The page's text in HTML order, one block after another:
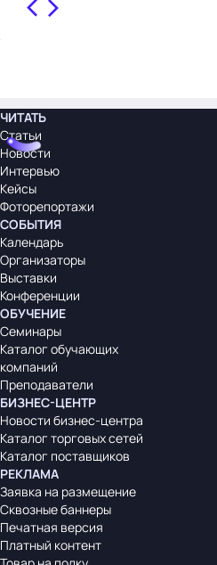
ЧИТАТЬ
Статьи
Новости
Интервью
Кейсы
Фоторепортажи
СОБЫТИЯ
Календарь
Организаторы
Выставки
Конференции
ОБУЧЕНИЕ
Семинары
Каталог обучающих
компаний
Преподаватели
БИЗНЕС-ЦЕНТР
Новости бизнес-центра
Каталог торговых сетей
Каталог поставщиков
РЕКЛАМА
Заявка на размещение
Сквозные баннеры
Печатная версия
Платный контент